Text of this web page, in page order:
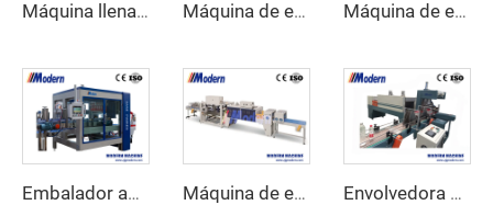
Máquina llenadora de detergente con servomotor Máquina de etiquetado automática de manga encogida Máquina de embalaje envolvente de cartón
Embalador automático Máquina de envoltura retráctil lineal Envolvedora automática de film retráctil